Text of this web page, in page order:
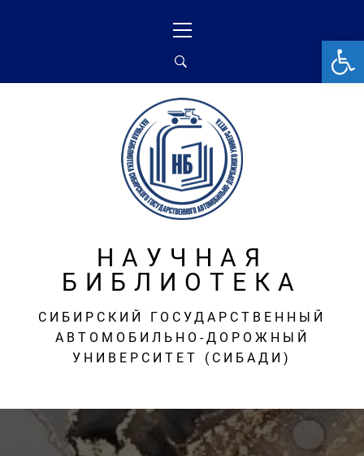
меню
НАУЧНАЯ
БИБЛИОТЕКА
СИБИРСКИЙ ГОСУДАРСТВЕННЫЙ
АВТОМОБИЛЬНО-ДОРОЖНЫЙ
УНИВЕРСИТЕТ (СИБАДИ)